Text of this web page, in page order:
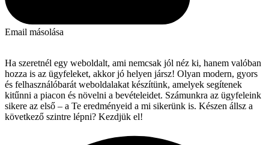
Email másolása
Ha szeretnél egy weboldalt, ami nemcsak jól néz ki, hanem valóban
hozza is az ügyfeleket, akkor jó helyen jársz! Olyan modern, gyors
és felhasználóbarát weboldalakat készítünk, amelyek segítenek
kitűnni a piacon és növelni a bevételeidet. Számunkra az ügyfeleink
sikere az első – a Te eredményeid a mi sikerünk is. Készen állsz a
következő szintre lépni? Kezdjük el!